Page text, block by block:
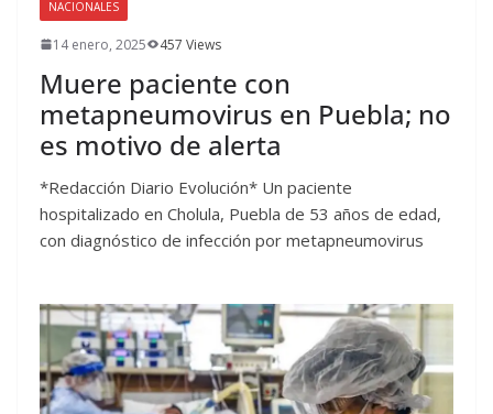
NACIONALES
14 enero, 2025 457 Views
Muere paciente con
metapneumovirus en Puebla; no
es motivo de alerta
*Redacción Diario Evolución* Un paciente
hospitalizado en Cholula, Puebla de 53 años de edad,
con diagnóstico de infección por metapneumovirus